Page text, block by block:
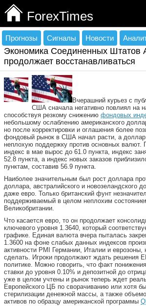
ForexTimes
Прогнозы Сигналы Новости
Экономика Соединенных Штатов
продолжает восстанавливаться
Вчерашний курьез с
США сначала негативно повлиял на
способствуя резкому снижению фондовых
небольшому ослаблению американского
но после корректировки и оглашения более
фондовый рынок в США начал расти, а
неплохую поддержку против основных валют.
индекс в мае вырос до 61.0 пункта, индекс
52.8 пункта, а индекс новых заказов
пунктам, составив 56.9 пункта.
Наиболее значительным был рост доллара
доллара, австралийского и новозеландского
даже евро. Только британский фунт
поддерживаемый в целом неплохим
Великобритании.
Что касается евро, то он продолжает
ключевого уровня 1.3640, который
графике. Единая валюта вчера пыталась
1.3600 на фоне слабых данных индексов
активности PMI Германии, Италии и еврозоны,
сделать. Игроки продолжают ждать решения
политике. Можно говорить, что факт
ставки до уровня 0.10% и депозитной до
уже в целом учтены и рынок теперь ждет
Европейского ЦБ по сворачиванию или хотя
стерилизации денежной массы, а также
активов по образцу американской программы